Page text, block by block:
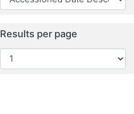
Results per page